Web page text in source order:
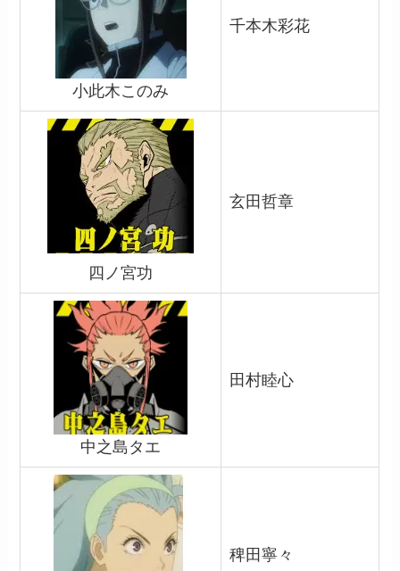
小此木このみ
千本木彩花
四ノ宮功
玄田哲章
中之島タエ
田村睦心
稗田寧々